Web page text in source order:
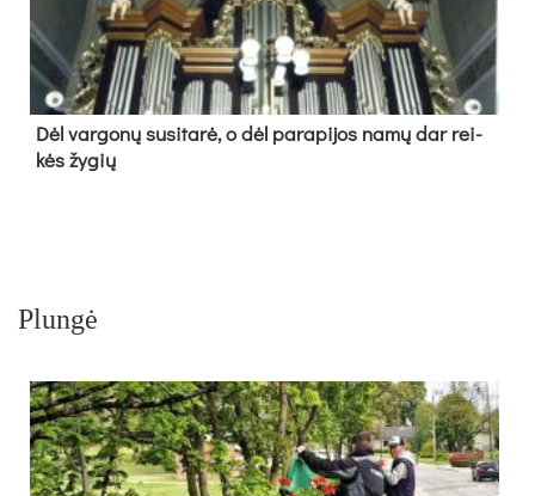
Dėl var­go­nų su­si­ta­rė, o dėl pa­ra­pi­jos na­mų dar rei­
kės žy­gių
Plungė